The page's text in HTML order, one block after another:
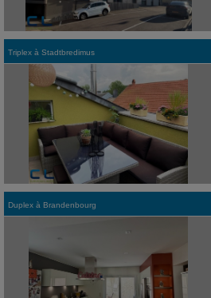
Triplex à Stadtbredimus
Duplex à Brandenbourg